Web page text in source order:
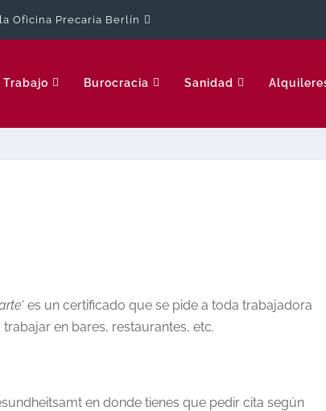
Oficina Precaria Berlín
Trabajo Burocracia Sanidad
‘ es un certificado que se pide a toda trabajadora
en bares, restaurantes, etc.
en donde tienes que pedir cita según